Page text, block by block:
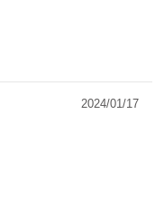
2024/01/17